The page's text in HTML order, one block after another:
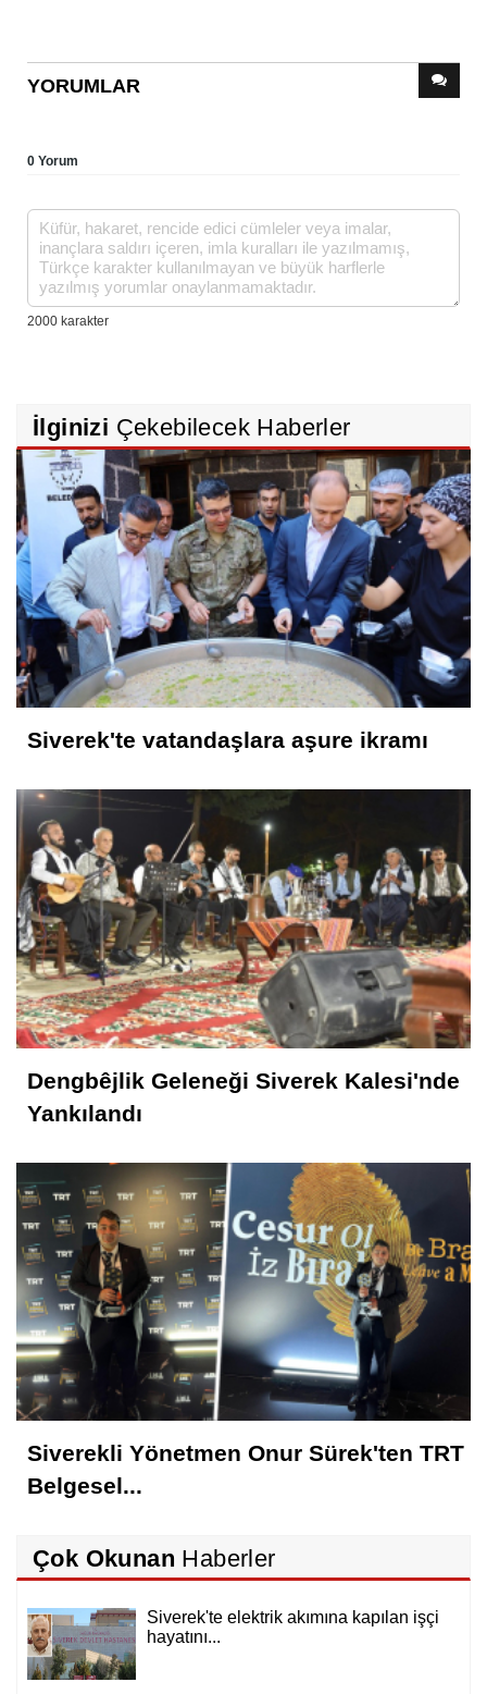
YORUMLAR
0 Yorum
İlginizi Çekebilecek Haberler
Siverek'te vatandaşlara aşure ikramı
Dengbêjlik Geleneği Siverek Kalesi'nde
Yankılandı
Siverekli Yönetmen Onur Sürek'ten TRT
Belgesel...
Çok Okunan Haberler
Siverek'te elektrik akımına kapılan işçi
hayatını...